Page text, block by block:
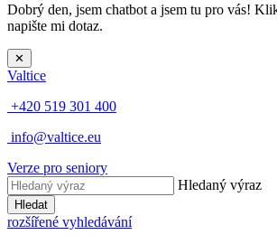
Dobrý den, jsem chatbot a jsem tu pro vás!
napište mi dotaz.
✕
Valtice
+420 519 301 400
info@valtice.eu
Verze pro seniory
Hledaný výraz
Hledat
rozšířené vyhledávání